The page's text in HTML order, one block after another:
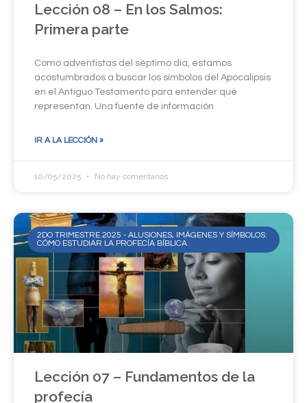
Lección 08 – En los Salmos:
Primera parte
Como adventistas del séptimo día, estamos
acostumbrados a buscar los símbolos del Apocalipsis
en el Antiguo Testamento para entender qué
representan. Una fuente de información
IR A LA LECCIÓN »
10/05/2025 No hay comentarios
2DO TRIMESTRE 2025 - ALUSIONES, IMÁGENES Y SÍMBOLOS:
CÓMO ESTUDIAR LA PROFECÍA BÍBLICA
Lección 07 – Fundamentos de la
profecía